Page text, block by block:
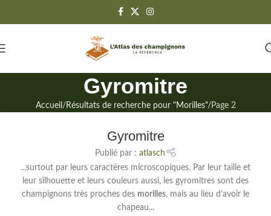
Gyromitre
Accueil Résultats de recherche pour "Morilles" Page 2
Gyromitre
Publié par : atlasch
...surtout par leurs caractères microscopiques. Par leur taille et
leur silhouette et leurs couleurs aussi, les gyromitres sont des
champignons très proches des morilles, mais au lieu d’avoir le
chapeau...